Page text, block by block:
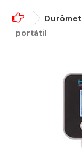
portátil